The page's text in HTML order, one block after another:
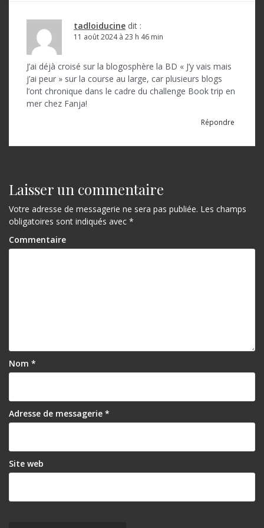
’
r
t
i
c
l
tadloiducine dit :
11 août 2024 à 23 h 46 min
J’ai déjà croisé sur la blogosphère la BD « J’y vais mais
j’ai peur » sur la course au large, car plusieurs blogs
l’ont chronique dans le cadre du challenge Book trip en
mer chez Fanja!
Répondre
Laisser un commentaire
Votre adresse de messagerie ne sera pas publiée. Les champs
obligatoires sont indiqués avec *
Commentaire
Nom *
Adresse de messagerie *
Site web